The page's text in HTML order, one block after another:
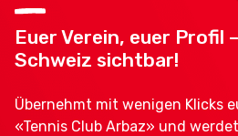
Euer Verein, euer Profil
Schweiz sichtbar!
Übernehmt mit wenigen Klicks
«Tennis Club Arbaz» und